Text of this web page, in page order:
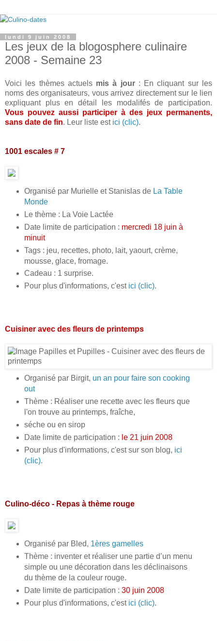
lundi 9 juin 2008
Les jeux de la blogosphere culinaire
2008 - Semaine 23
Voici les thèmes actuels mis à jour: En cliquant sur les
noms des organisateurs, vous arrivez directement sur le lien
expliquant plus en détail les modalifés de participation.
Vous pouvez aussi participer à des jeux permanents,
sans date de fin. Leur liste est ici (clic).
1001 escales # 7
Organisé par Murielle et Stanislas de La Table
Monde
Le thème : La Voie Lactée
Date limite de participation : mercredi 18 juin à
minuit
Tags : jeu, recettes, photo, lait, yaourt, crème,
mousse, glace, fromage.
Cadeau : 1 surprise.
Pour plus d'informations, c'est ici (clic).
Cuisiner avec des fleurs de printemps
Organisé par Birgit, un an pour faire son cooking
out
Thème : Réaliser une recette avec les fleurs que
l'on trouve au printemps, fraîche,
séche ou en sirop
Date limite de participation : le 21 juin 2008
Pour plus d'informations, c'est sur son blog, ici
(clic).
Culino-déco - Repas à thème rouge
Organisé par Bled, 1ères gamelles
Thème : inventer et réaliser une partie d’un menu
simple ou une décoration dans les déclinaisons
du thème de la couleur rouge.
Date limite de participation : 30 juin 2008
Pour plus d'informations, c'est ici (clic).